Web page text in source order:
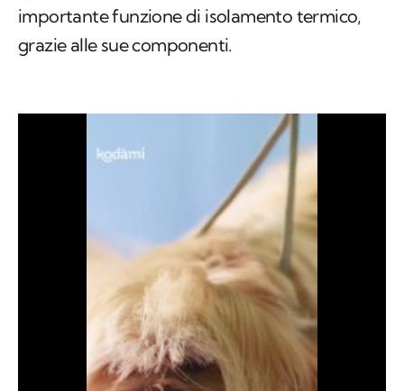
importante funzione di isolamento termico,
grazie alle sue componenti.